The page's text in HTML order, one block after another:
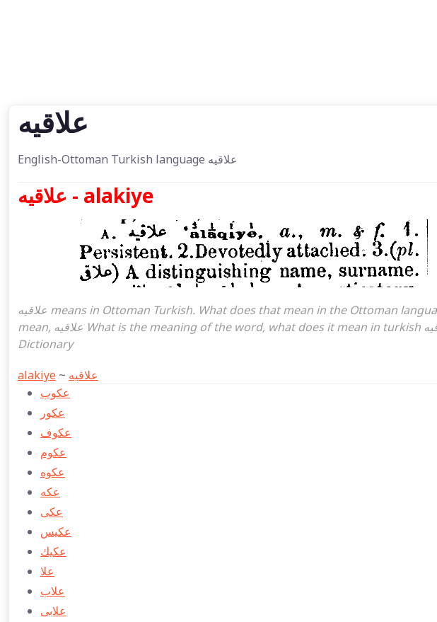
علاقيه
English-Ottoman Turkish language علاقيه
علاقيه - alakiye
علاقيه means in Ottoman Turkish. What does that mean in the Ottoman language علاقيه. علاقيه attoman turkish I
mean, علاقيه What is the meaning of the word, what does it mean in turkish علاقيه, Ottoman Turkish English
Dictionary
alakiye ~ علاقيه
عكوب
عكور
عكوف
عكوم
عكوه
عكه
عكی
عكیس
عكیك
علا
علاب
علابی